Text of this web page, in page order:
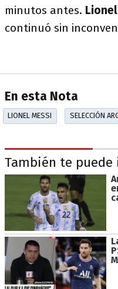
minutos antes.
continuó sin
En esta Nota
LIONEL MESSI SELECCIÓN
También te